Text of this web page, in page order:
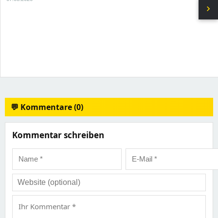
chevron_right
💬 Kommentare (0)
Kommentar schreiben